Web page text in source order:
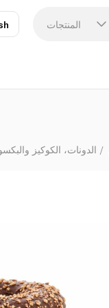
المنتجات
الدونات، الكوكيز